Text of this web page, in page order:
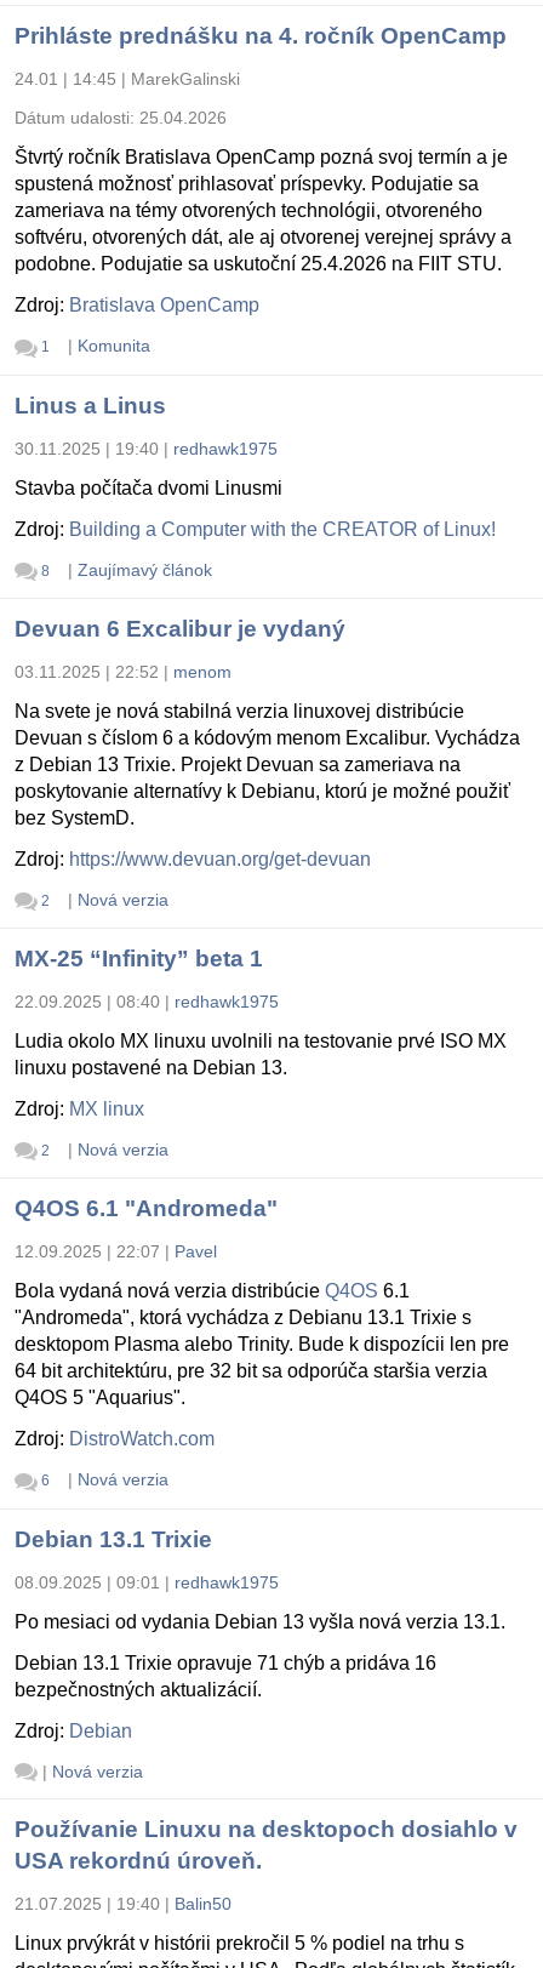
Prihláste prednášku na 4. ročník OpenCamp
24.01 | 14:45 | MarekGalinski
Dátum udalosti: 25.04.2026
Štvrtý ročník Bratislava OpenCamp pozná svoj termín a je
spustená možnosť prihlasovať príspevky. Podujatie sa
zameriava na témy otvorených technológii, otvoreného
softvéru, otvorených dát, ale aj otvorenej verejnej správy a
podobne. Podujatie sa uskutoční 25.4.2026 na FIIT STU.
Zdroj: Bratislava OpenCamp
1 | Komunita
Linus a Linus
30.11.2025 | 19:40 | redhawk1975
Stavba počítača dvomi Linusmi
Zdroj: Building a Computer with the CREATOR of Linux!
8 | Zaujímavý článok
Devuan 6 Excalibur je vydaný
03.11.2025 | 22:52 | menom
Na svete je nová stabilná verzia linuxovej distribúcie
Devuan s číslom 6 a kódovým menom Excalibur. Vychádza
z Debian 13 Trixie. Projekt Devuan sa zameriava na
poskytovanie alternatívy k Debianu, ktorú je možné použiť
bez SystemD.
Zdroj: https://www.devuan.org/get-devuan
2 | Nová verzia
MX-25 “Infinity” beta 1
22.09.2025 | 08:40 | redhawk1975
Ludia okolo MX linuxu uvolnili na testovanie prvé ISO MX
linuxu postavené na Debian 13.
Zdroj: MX linux
2 | Nová verzia
Q4OS 6.1 "Andromeda"
12.09.2025 | 22:07 | Pavel
Bola vydaná nová verzia distribúcie Q4OS 6.1
"Andromeda", ktorá vychádza z Debianu 13.1 Trixie s
desktopom Plasma alebo Trinity. Bude k dispozícii len pre
64 bit architektúru, pre 32 bit sa odporúča staršia verzia
Q4OS 5 "Aquarius".
Zdroj: DistroWatch.com
6 | Nová verzia
Debian 13.1 Trixie
08.09.2025 | 09:01 | redhawk1975
Po mesiaci od vydania Debian 13 vyšla nová verzia 13.1.
Debian 13.1 Trixie opravuje 71 chýb a pridáva 16
bezpečnostných aktualizácií.
Zdroj: Debian
| Nová verzia
Používanie Linuxu na desktopoch dosiahlo v
USA rekordnú úroveň.
21.07.2025 | 19:40 | Balin50
Linux prvýkrát v histórii prekročil 5 % podiel na trhu s